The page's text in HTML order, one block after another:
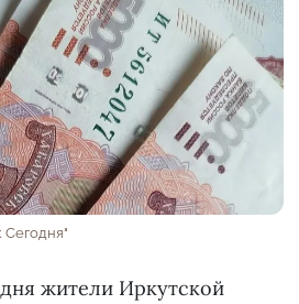
Сегодня"
жители Иркутской